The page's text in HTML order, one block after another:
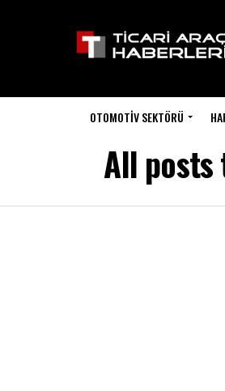
OTOMOTIV SEKTÖRÜ
All posts